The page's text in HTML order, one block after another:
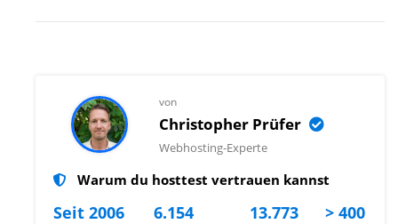
von
Christopher Prüfer
Webhosting-Experte
Warum du hosttest vertrauen kannst
Seit 2006 6.154 13.773 > 400